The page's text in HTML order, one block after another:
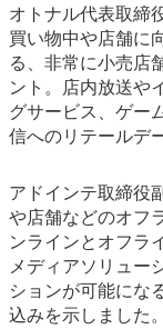
オトナル代表取締
買い物中や店舗に
る、非常に小売店
ント。店内放送や
グサービス、ゲー
信へのリテールデ
アドインテ取締役
や店舗などのオフ
ンラインとオフラ
メディアソリュー
ションが可能にな
込みを示しました。